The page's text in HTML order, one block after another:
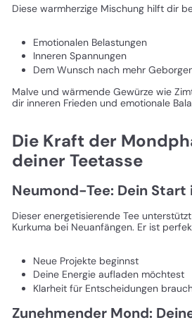
Diese warmherzige Mischung hilft dir
Emotionalen Belastungen
Inneren Spannungen
Dem Wunsch nach mehr
Malve und wärmende Gewürze wie
dir inneren Frieden und emotionale
Die Kraft der
deiner Teetasse
Neumond-Tee: Dein Start
Dieser energetisierende Tee
Kurkuma bei Neuanfängen. Er ist
Neue Projekte beginnst
Deine Energie aufladen möchtest
Klarheit für Entscheidungen
Zunehmender Mond: